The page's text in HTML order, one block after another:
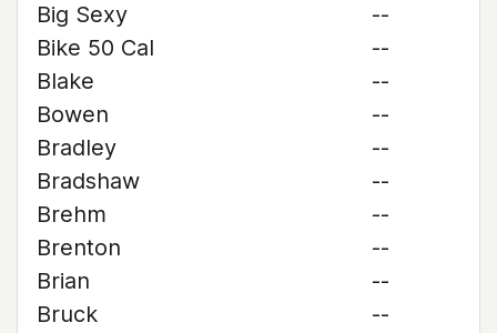
Big Sexy
--
Bike 50 Cal
--
Blake
--
Bowen
--
Bradley
--
Bradshaw
--
Brehm
--
Brenton
--
Brian
--
Bruck
--